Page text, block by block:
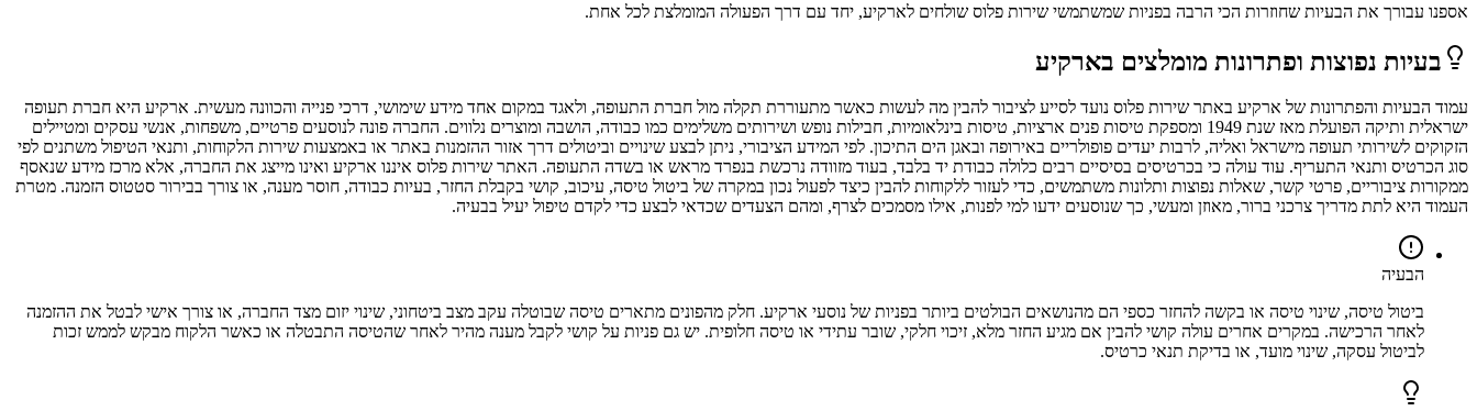
אספנו עבורך את הבעיות שחוזרות הכי הרבה בפניות שמשתמשי שירות פלוס שולחים לארקיע, יחד עם דרך הפעולה המומלצת לכל אחת.
בעיות נפוצות ופתרונות מומלצים בארקיע
עמוד הבעיות והפתרונות של ארקיע באתר שירות פלוס נועד לסייע לציבור להבין מה לעשות כאשר מתעוררת תקלה מול חברת התעופה, ולאגד במקום אחד מידע שימושי, דרכי פנייה והכוונה מעשית. ארקיע היא חברת תעופה
ישראלית ותיקה הפועלת מאז שנת 1949 ומספקת טיסות פנים ארציות, טיסות בינלאומיות, חבילות נופש ושירותים משלימים כמו כבודה, הושבה ומוצרים נלווים. החברה פונה לנוסעים פרטיים, משפחות, אנשי עסקים ומטיילים
הזקוקים לשירותי תעופה מישראל ואליה, לרבות יעדים פופולריים באירופה ובאגן הים התיכון. לפי המידע הציבורי, ניתן לבצע שינויים וביטולים דרך אזור ההזמנות באתר או באמצעות שירות הלקוחות, ותנאי הטיפול משתנים לפי
סוג הכרטיס ותנאי התעריף. עוד עולה כי בכרטיסים בסיסיים רבים כלולה כבודת יד בלבד, בעוד מזוודה נרכשת בנפרד מראש או בשדה התעופה. האתר שירות פלוס איננו ארקיע ואינו מייצג את החברה, אלא מרכז מידע שנאסף
ממקורות ציבוריים, פרטי קשר, שאלות נפוצות ותלונות משתמשים, כדי לעזור ללקוחות להבין כיצד לפעול נכון במקרה של ביטול טיסה, עיכוב, קושי בקבלת החזר, בעיות כבודה, חוסר מענה, או צורך בבירור סטטוס הזמנה. מטרת
העמוד היא לתת מדריך צרכני ברור, מאוזן ומעשי, כך שנוסעים ידעו למי לפנות, אילו מסמכים לצרף, ומהם הצעדים שכדאי לבצע כדי לקדם טיפול יעיל בבעיה.
הבעיה
ביטול טיסה, שינוי טיסה או בקשה להחזר כספי הם מהנושאים הבולטים ביותר בפניות של נוסעי ארקיע. חלק מהפונים מתארים טיסה שבוטלה עקב מצב ביטחוני, שינוי יזום מצד החברה, או צורך אישי לבטל את ההזמנה
לאחר הרכישה. במקרים אחרים עולה קושי להבין אם מגיע החזר מלא, זיכוי חלקי, שובר עתידי או טיסה חלופית. יש גם פניות על קושי לקבל מענה מהיר לאחר שהטיסה התבטלה או כאשר הלקוח מבקש לממש זכות
לביטול עסקה, שינוי מועד, או בדיקת תנאי כרטיס.